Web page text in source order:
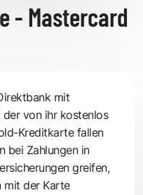
- Mastercard
mit
von ihr kostenlos
Kreditkarte fallen
bei Zahlungen in
greifen,
mit der Karte